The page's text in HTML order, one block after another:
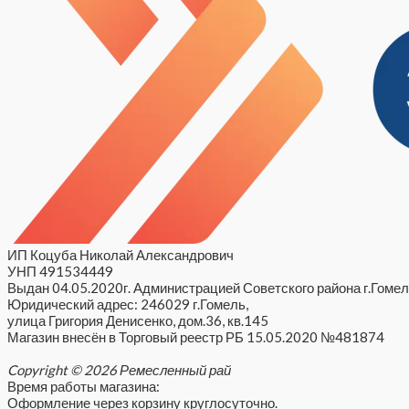
ИП Коцуба Николай Александрович
УНП 491534449
Выдан 04.05.2020г. Администрацией Советского района
Юридический адрес: 246029 г.Гомель,
улица Григория Денисенко, дом.36, кв.145
Магазин внесён в Торговый реестр РБ 15.05.2020 №481874
Copyright © 2026 Ремесленный рай
Время работы магазина:
Оформление через корзину круглосуточно.